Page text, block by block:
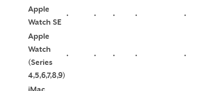
Apple
Watch SE
• • • • •
Apple
Watch
(Series
4,5,6,7,8,9)
• • • • •